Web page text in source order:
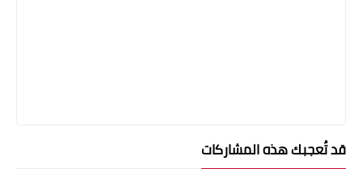
قد تُعجبك هذه المشاركات